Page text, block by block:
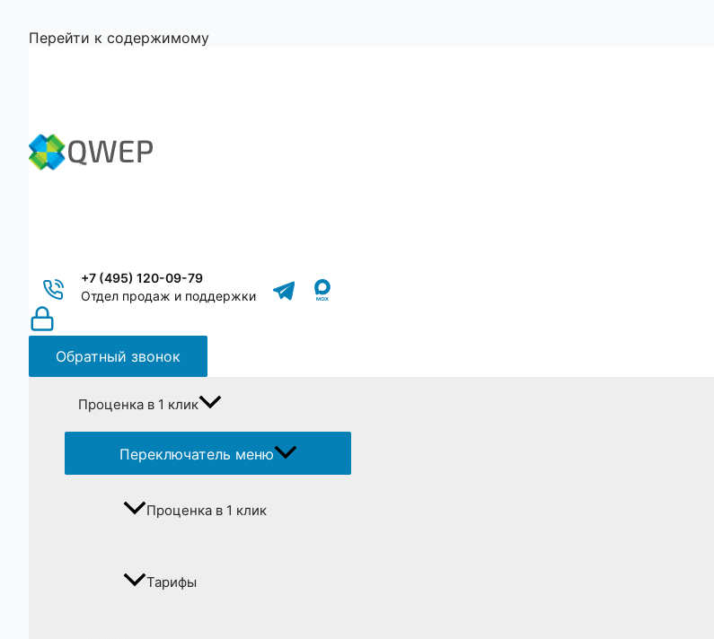
Перейти к содержимому
+7 (495) 120-09-79
Отдел продаж и поддержки
Обратный звонок
Проценка в 1 клик
Переключатель меню
Проценка в 1 клик
Тарифы